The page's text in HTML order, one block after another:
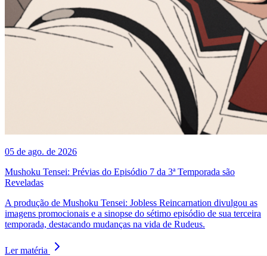
05 de ago. de 2026
Mushoku Tensei: Prévias do Episódio 7 da 3ª Temporada são
Reveladas
A produção de Mushoku Tensei: Jobless Reincarnation divulgou as
imagens promocionais e a sinopse do sétimo episódio de sua terceira
temporada, destacando mudanças na vida de Rudeus.
Ler matéria